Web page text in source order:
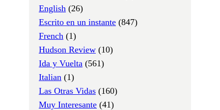
English (26)
Escrito en un instante (847)
French (1)
Hudson Review (10)
Ida y Vuelta (561)
Italian (1)
Las Otras Vidas (160)
Muy Interesante (41)